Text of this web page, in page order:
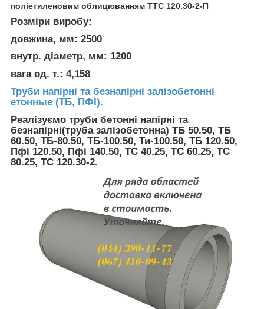
поліетиленовим облицюванням ТТС 120.30-2-П
Розміри виробу:
довжина, мм: 2500
внутр. діаметр, мм: 1200
вага од. т.: 4,158
Труби напірні та безнапірні залізобетонні
етонные (ТБ, ПФІ).
Реалізуємо труби бетонні напірні та
безнапірні(труба залізобетонна) ТБ 50.50, ТБ
60.50, ТБ-80.50, ТБ-100.50, Ти-100.50, ТБ 120.50,
Пфі 120.50, Пфі 140.50, ТС 40.25, ТС 60.25, ТС
80.25, ТС 120.30-2.